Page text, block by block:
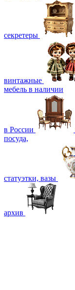
секретеры
винтажные
мебель в наличии
в России
посуда,
статуэтки, вазы
архив